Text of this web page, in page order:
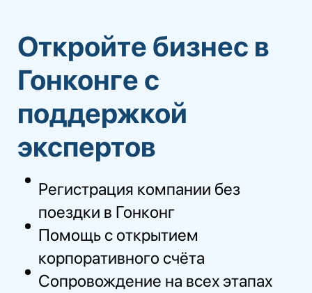
Откройте бизнес в
Гонконге с
поддержкой
экспертов
Регистрация компании без
поездки в Гонконг
Помощь с открытием
корпоративного счёта
Сопровождение на всех этапах